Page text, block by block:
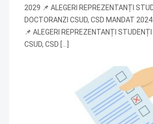
2029 📌 ALEGERI REPREZENTANȚI
DOCTORANZI CSUD, CSD MANDAT
📌 ALEGERI REPREZENTANȚI
CSUD, CSD […]